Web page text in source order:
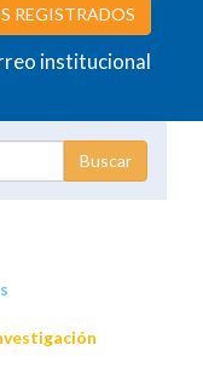
REGISTRADOS
institucional